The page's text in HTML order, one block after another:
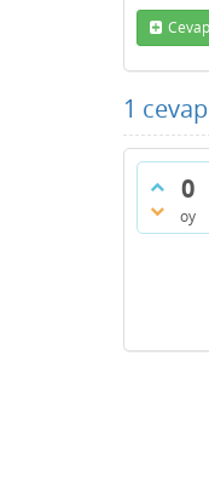
Cevap
1 cevap
0
oy